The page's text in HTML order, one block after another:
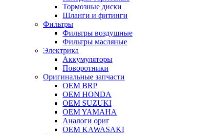
Тормозные диски
Шланги и фитинги
Фильтры
Фильтры воздушные
Фильтры масляные
Электрика
Аккумуляторы
Поворотники
Оригинальные запчасти
OEM BRP
OEM HONDA
OEM SUZUKI
OEM YAMAHA
Аналоги ориг
OEM KAWASAKI